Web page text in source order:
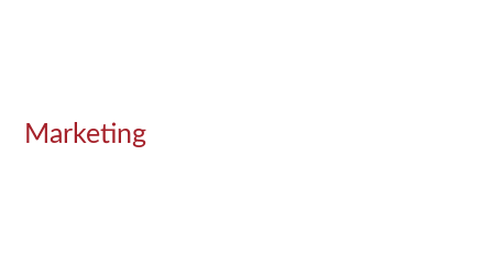
Marketing